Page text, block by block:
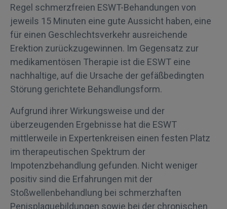
Regel schmerzfreien ESWT-Behandungen von
jeweils 15 Minuten eine gute Aussicht haben, eine
für einen Geschlechtsverkehr ausreichende
Erektion zurückzugewinnen. Im Gegensatz zur
medikamentösen Therapie ist die ESWT eine
nachhaltige, auf die Ursache der gefäßbedingten
Störung gerichtete Behandlungsform.
Aufgrund ihrer Wirkungsweise und der
überzeugenden Ergebnisse hat die ESWT
mittlerweile in Expertenkreisen einen festen Platz
im therapeutischen Spektrum der
Impotenzbehandlung gefunden. Nicht weniger
positiv sind die Erfahrungen mit der
Stoßwellenbehandlung bei schmerzhaften
Penisplaquebildungen sowie bei der chronischen